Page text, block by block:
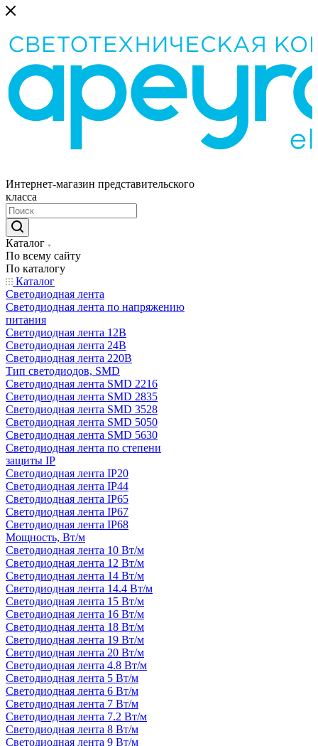
Интернет-магазин представительского
класса
Каталог
По всему сайту
По каталогу
Каталог
Светодиодная лента
Светодиодная лента по напряжению
питания
Светодиодная лента 12В
Светодиодная лента 24В
Светодиодная лента 220В
Тип светодиодов, SMD
Cветодиодная лента SMD 2216
Светодиодная лента SMD 2835
Светодиодная лента SMD 3528
Светодиодная лента SMD 5050
Светодиодная лента SMD 5630
Светодиодная лента по степени
защиты IP
Светодиодная лента IP20
Светодиодная лента IP44
Светодиодная лента IP65
Светодиодная лента IP67
Светодиодная лента IP68
Мощность, Вт/м
Светодиодная лента 10 Вт/м
Светодиодная лента 12 Вт/м
Светодиодная лента 14 Вт/м
Светодиодная лента 14.4 Вт/м
Светодиодная лента 15 Вт/м
Светодиодная лента 16 Вт/м
Светодиодная лента 18 Вт/м
Светодиодная лента 19 Вт/м
Светодиодная лента 20 Вт/м
Светодиодная лента 4.8 Вт/м
Светодиодная лента 5 Вт/м
Светодиодная лента 6 Вт/м
Светодиодная лента 7 Вт/м
Светодиодная лента 7.2 Вт/м
Светодиодная лента 8 Вт/м
Светодиодная лента 9 Вт/м